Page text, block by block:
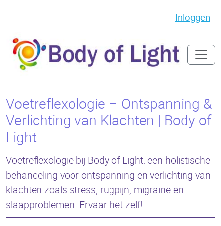
Inloggen
Voetreflexologie – Ontspanning &
Verlichting van Klachten | Body of
Light
Voetreflexologie bij Body of Light: een holistische
behandeling voor ontspanning en verlichting van
klachten zoals stress, rugpijn, migraine en
slaapproblemen. Ervaar het zelf!